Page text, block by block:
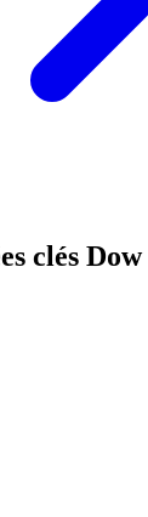
clés